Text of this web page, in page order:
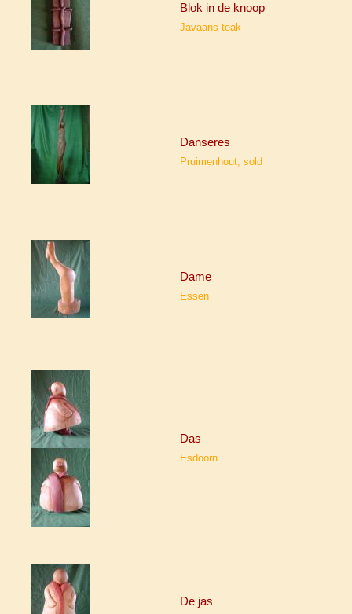
Blok in de knoop
Javaans teak
Danseres
Pruimenhout, sold
Dame
Essen
Das
Esdoorn
De jas